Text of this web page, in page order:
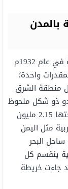
بالمدن
منذ تأسيس المملكة العربية السُّعُودية الحديثة في عام 1932م
واحدة؛
منطقة الشرق
ذو شكل ملحوظ
في خريطة دول الوطن العربي، حيث تبلغ مساحتها 2.15 مليون
مثل اليمن
البحر
13 منطقة إدارية ينقسم كل
جاءت خريطة